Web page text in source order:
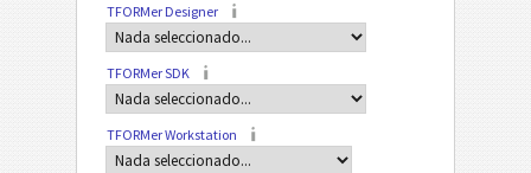
TFORMer Designer
TFORMer SDK
TFORMer Workstation